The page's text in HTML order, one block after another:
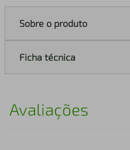
Sobre o produto
Ficha técnica
Avaliações